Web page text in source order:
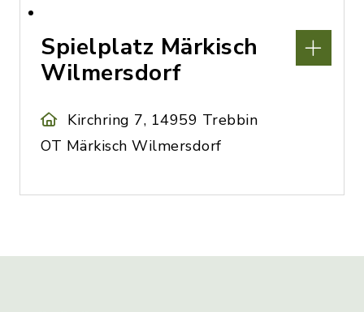
Spielplatz Märkisch
Wilmersdorf
Kirchring 7, 14959 Trebbin
OT Märkisch Wilmersdorf